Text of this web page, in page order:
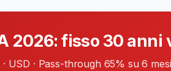
2026: fisso 30 anni
USD · Pass-through 65% su 6 mesi